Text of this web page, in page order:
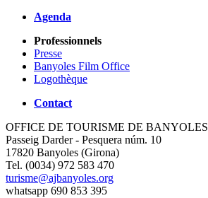
Agenda
Professionnels
Presse
Banyoles Film Office
Logothèque
Contact
OFFICE DE TOURISME DE BANYOLES
Passeig Darder - Pesquera núm. 10
17820 Banyoles (Girona)
Tel. (0034) 972 583 470
turisme@ajbanyoles.org
whatsapp 690 853 395